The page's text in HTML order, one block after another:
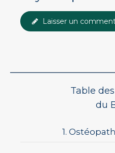
Laisser un
Table
du
1.